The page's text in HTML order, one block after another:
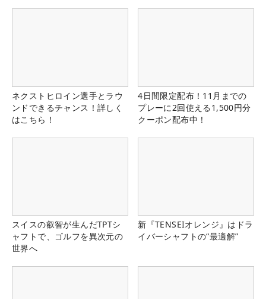
ネクストヒロイン選手とラウ
ンドできるチャンス！詳しく
はこちら！
4日間限定配布！11月までの
プレーに2回使える1,500円分
クーポン配布中！
スイスの叡智が生んだTPTシ
ャフトで、ゴルフを異次元の
世界へ
新『TENSEIオレンジ』はドラ
イバーシャフトの“最適解”